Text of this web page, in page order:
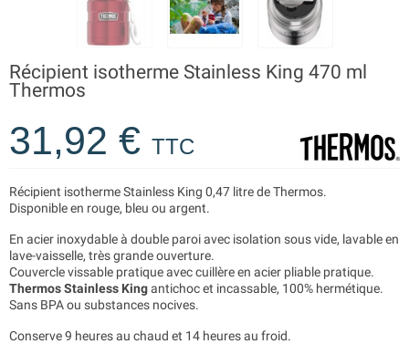
Récipient isotherme Stainless King 470 ml
Thermos
31,92 € TTC
Récipient isotherme Stainless King 0,47 litre de Thermos.
Disponible en rouge, bleu ou argent.
En acier inoxydable à double paroi avec isolation sous vide, lavable en
lave-vaisselle, très grande ouverture.
Couvercle vissable pratique avec cuillère en acier pliable pratique.
Thermos Stainless Kingantichoc et incassable, 100% hermétique.
Sans BPA ou substances nocives.
Conserve 9 heures au chaud et 14 heures au froid.